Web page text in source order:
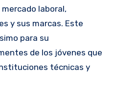
laboral,
y sus marcas. Este
para su
de los jóvenes que
técnicas y